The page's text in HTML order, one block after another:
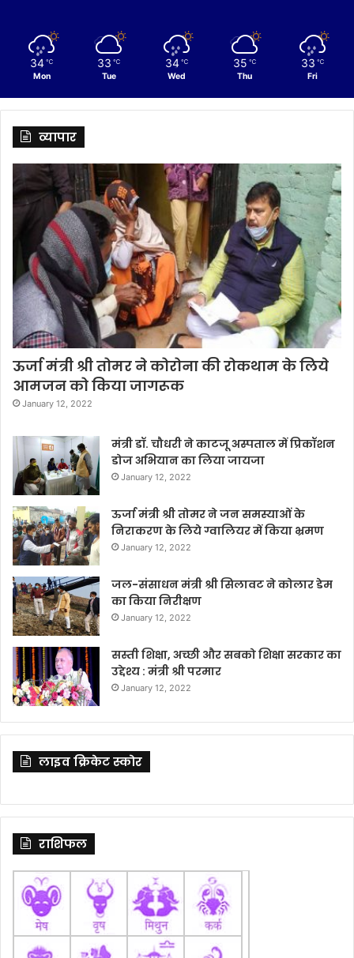
34 ℃
Mon
33 ℃
Tue
34 ℃
Wed
35 ℃
Thu
33 ℃
Fri
व्यापार
ऊर्जा मंत्री श्री तोमर ने कोरोना की रोकथाम के लिये
आमजन को किया जागरूक
January 12, 2022
मंत्री डॉ. चौधरी ने काटजू अस्पताल में प्रिकॉशन
डोज अभियान का लिया जायजा
January 12, 2022
ऊर्जा मंत्री श्री तोमर ने जन समस्याओं के
निराकरण के लिये ग्वालियर में किया भ्रमण
January 12, 2022
जल-संसाधन मंत्री श्री सिलावट ने कोलार डेम
का किया निरीक्षण
January 12, 2022
सस्ती शिक्षा, अच्छी और सबको शिक्षा सरकार का
उद्देश्य : मंत्री श्री परमार
January 12, 2022
लाइव क्रिकेट स्कोर
राशिफल